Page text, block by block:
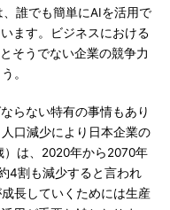
誰でも簡単にAIを活用で
ます。ビジネスにおける
そうでない企業の競争力
。
らない特有の事情もあり
口減少により日本企業の
）は、2020年から2070年
4割も減少すると言われ
長していくためには生産